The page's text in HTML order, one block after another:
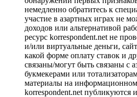
немедленно обратитесь к
участие в азартных играх не
доходов или альтернативой
ресурс korrespondent.net не
и/или виртуальные деньги,
какой форме оплату ставок и
связаны/могут быть связаны с
букмекерами или
материалы на информационном
korrespondent.net публикуются